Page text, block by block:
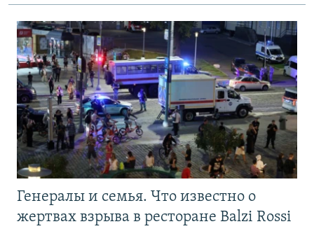
Генералы и семья. Что известно о
жертвах взрыва в ресторане Balzi Rossi